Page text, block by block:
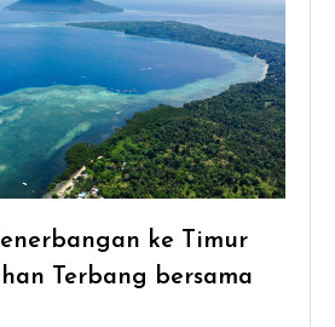
ke Timur
Terbang bersama